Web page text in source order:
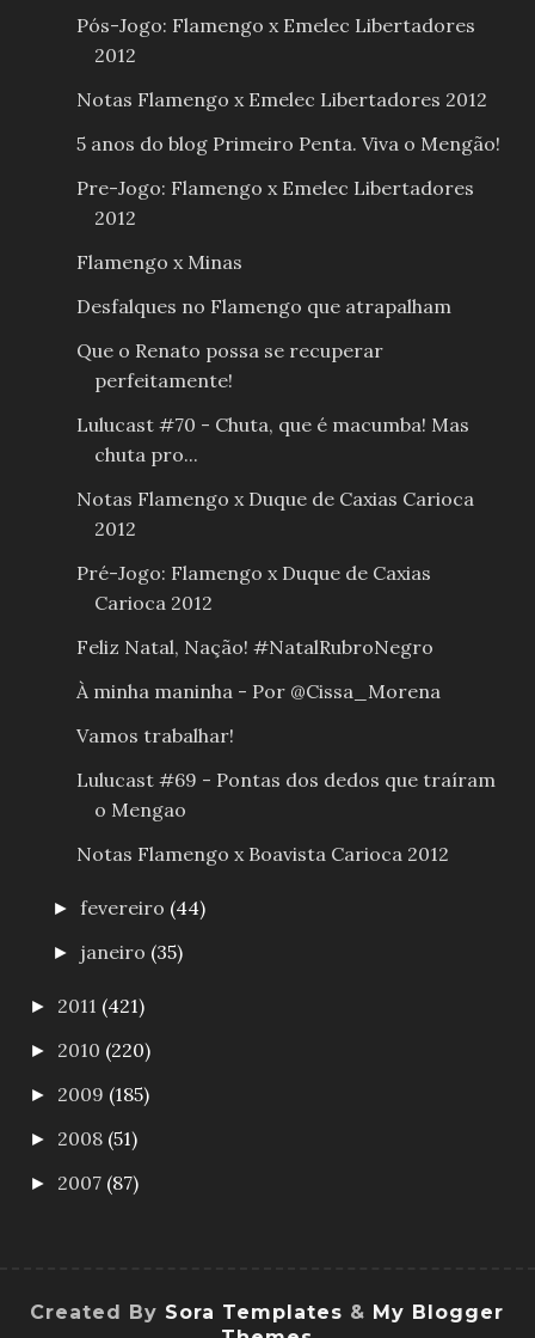
Pós-Jogo: Flamengo x Emelec Libertadores
2012
Notas Flamengo x Emelec Libertadores 2012
5 anos do blog Primeiro Penta. Viva o Mengão!
Pre-Jogo: Flamengo x Emelec Libertadores
2012
Flamengo x Minas
Desfalques no Flamengo que atrapalham
Que o Renato possa se recuperar
perfeitamente!
Lulucast #70 - Chuta, que é macumba! Mas
chuta pro...
Notas Flamengo x Duque de Caxias Carioca
2012
Pré-Jogo: Flamengo x Duque de Caxias
Carioca 2012
Feliz Natal, Nação! #NatalRubroNegro
À minha maninha - Por @Cissa_Morena
Vamos trabalhar!
Lulucast #69 - Pontas dos dedos que traíram
o Mengao
Notas Flamengo x Boavista Carioca 2012
►fevereiro (44)
► janeiro (35)
► 2011 (421)
► 2010 (220)
► 2009 (185)
► 2008 (51)
► 2007 (87)
Created By Sora Templates & My Blogger